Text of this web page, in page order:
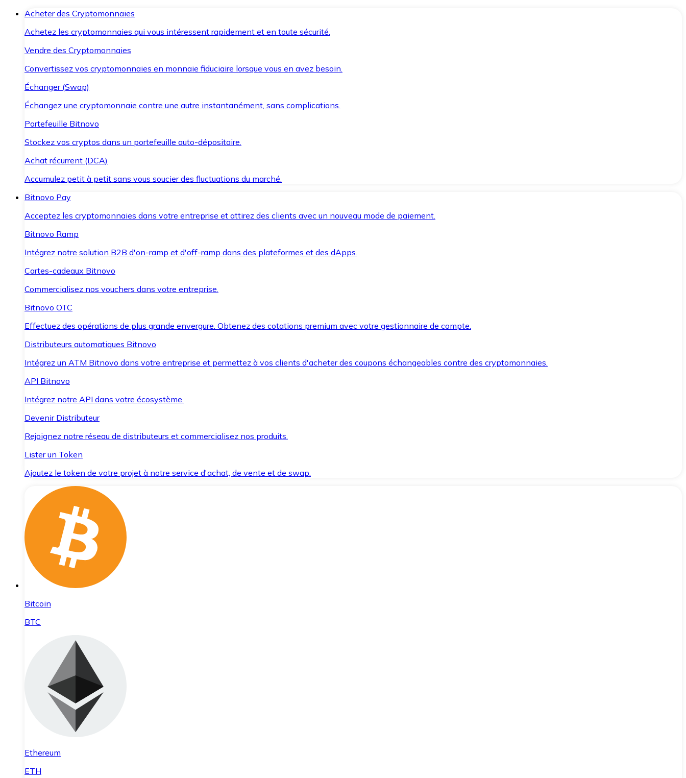
Acheter des Cryptomonnaies
Achetez les cryptomonnaies qui vous intéressent rapidement et en toute sécurité.
Vendre des Cryptomonnaies
Convertissez vos cryptomonnaies en monnaie fiduciaire lorsque vous en avez besoin.
Échanger (Swap)
Échangez une cryptomonnaie contre une autre instantanément, sans complications.
Portefeuille Bitnovo
Stockez vos cryptos dans un portefeuille auto-dépositaire.
Achat récurrent (DCA)
Accumulez petit à petit sans vous soucier des fluctuations du marché.
Bitnovo Pay
Acceptez les cryptomonnaies dans votre entreprise et attirez des clients avec un nouveau mode de paiement.
Bitnovo Ramp
Intégrez notre solution B2B d'on-ramp et d'off-ramp dans des plateformes et des dApps.
Cartes-cadeaux Bitnovo
Commercialisez nos vouchers dans votre entreprise.
Bitnovo OTC
Effectuez des opérations de plus grande envergure. Obtenez des cotations premium avec votre gestionnaire de compte.
Distributeurs automatiques Bitnovo
Intégrez un ATM Bitnovo dans votre entreprise et permettez à vos clients d'acheter des coupons échangeables contre des cryptomonnaies.
API Bitnovo
Intégrez notre API dans votre écosystème.
Devenir Distributeur
Rejoignez notre réseau de distributeurs et commercialisez nos produits.
Lister un Token
Ajoutez le token de votre projet à notre service d'achat, de vente et de swap.
Bitcoin
BTC
Ethereum
ETH